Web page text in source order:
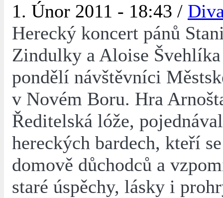
1. Únor 2011 - 18:43 /
Herecký koncert pánů
Zindulky a Aloise
pondělí návštěvníci
v Novém Boru. Hra
Ředitelská lóže,
hereckých bardech, kteří
domově důchodců a
staré úspěchy, lásky i